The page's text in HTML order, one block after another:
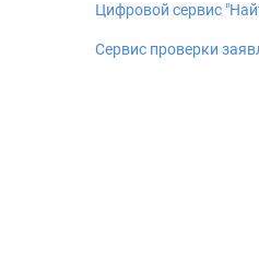
Цифровой сервис
Сервис проверки